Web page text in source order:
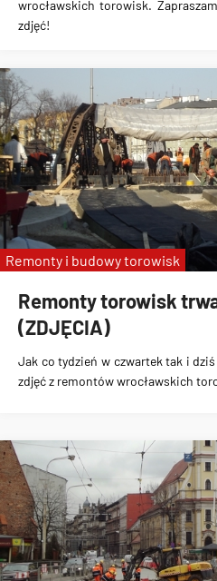
wrocławskich torowisk.
zdjęć!
Remonty torowisk
(ZDJĘCIA)
Jak co tydzień w czwartek tak i
zdjęć z remontów wrocławskich
Remonty i budowy torowisk